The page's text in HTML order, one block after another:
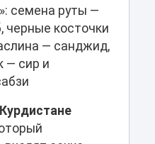
семена руты —
черные косточки
— санджид,
— сир и